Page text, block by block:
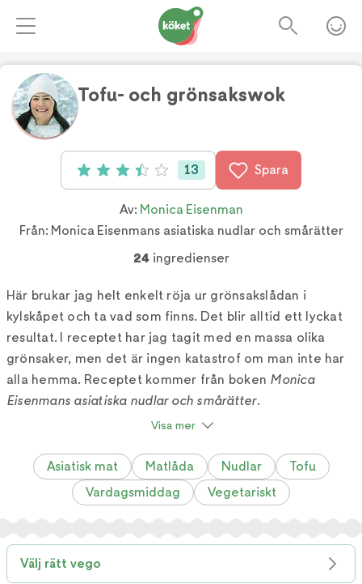
Tofu- och grönsakswok
Betyg: 3.46 av 5 (13 röster)
13 Spara
Av: Monica Eisenman
Från: Monica Eisenmans asiatiska nudlar och smårätter
24ingredienser
Här brukar jag helt enkelt röja ur grönsakslådan i
kylskåpet och ta vad som finns. Det blir alltid ett lyckat
resultat. I receptet har jag tagit med en massa olika
grönsaker, men det är ingen katastrof om man inte har
alla hemma. Receptet kommer från boken Monica
Eisenmans asiatiska nudlar och smårätter.
Visa mer
Asiatisk mat Matlåda Nudlar
Tofu
Vardagsmiddag
Vegetariskt
Välj rätt vego